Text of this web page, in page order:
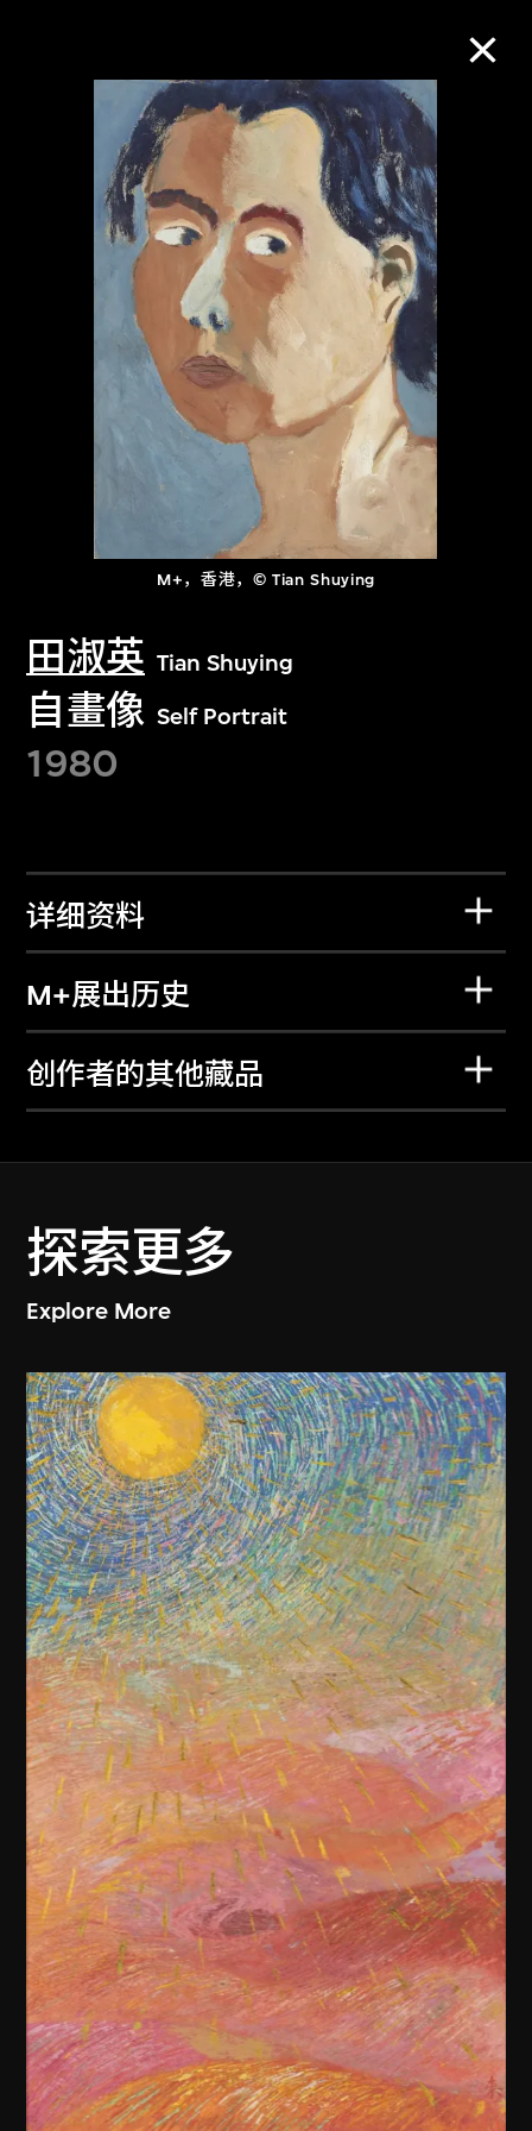
M+，香港，© Tian Shuying
田淑英 Tian Shuying
自畫像 Self Portrait
1980
详细资料
M+展出历史
创作者的其他藏品
探索更多
Explore More
M+藏品
进一步筛选
关于M+藏品
探索世界顶级的二十及二十一世纪视觉
文化藏品。